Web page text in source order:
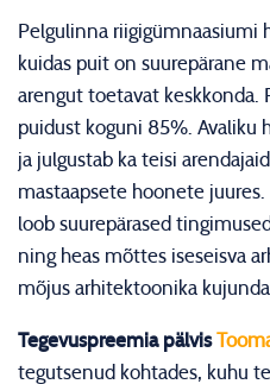
Pelgulinna riigigümnaasiumi
kuidas puit on suurepärane
arengut toetavat keskkonda.
puidust koguni 85%. Avaliku
ja julgustab ka teisi
mastaapsete hoonete
loob suurepärased
ning heas mõttes iseseisva
mõjus arhitektoonika
Tegevuspreemia pälvis
tegutsenud kohtades, kuhu